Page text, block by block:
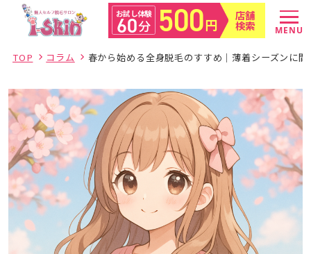
お試し体験
60分 500円
店舗
検索 MENU
TOP コラム 春から始める全身脱毛のすすめ｜薄着シーズンに